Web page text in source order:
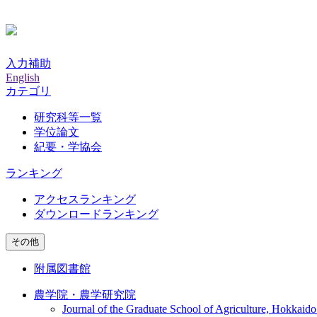
入力補助
English
カテゴリ
研究科等一覧
学位論文
紀要・学協会
ランキング
アクセスランキング
ダウンロードランキング
その他
附属図書館
農学院・農学研究院
Journal of the Graduate School of Agriculture,